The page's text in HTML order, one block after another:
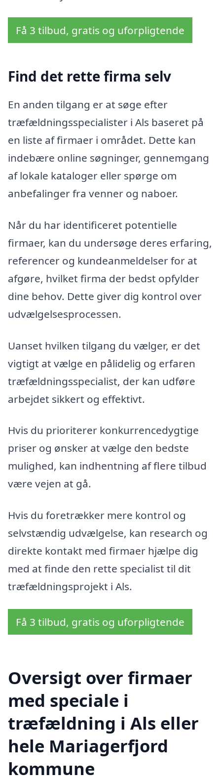
Få 3 tilbud, gratis og uforpligtende
Find det rette firma selv
En anden tilgang er at søge efter
træfældningsspecialister i Als baseret på
en liste af firmaer i området. Dette kan
indebære online søgninger, gennemgang
af lokale kataloger eller spørge om
anbefalinger fra venner og naboer.
Når du har identificeret potentielle
firmaer, kan du undersøge deres erfaring,
referencer og kundeanmeldelser for at
afgøre, hvilket firma der bedst opfylder
dine behov. Dette giver dig kontrol over
udvælgelsesprocessen.
Uanset hvilken tilgang du vælger, er det
vigtigt at vælge en pålidelig og erfaren
træfældningsspecialist, der kan udføre
arbejdet sikkert og effektivt.
Hvis du prioriterer konkurrencedygtige
priser og ønsker at vælge den bedste
mulighed, kan indhentning af flere tilbud
være vejen at gå.
Hvis du foretrækker mere kontrol og
selvstændig udvælgelse, kan research og
direkte kontakt med firmaer hjælpe dig
med at finde den rette specialist til dit
træfældningsprojekt i Als.
Få 3 tilbud, gratis og uforpligtende
Oversigt over firmaer
med speciale i
træfældning i Als eller
hele Mariagerfjord
kommune